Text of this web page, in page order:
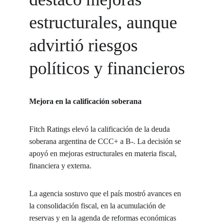
estructurales, aunque
advirtió riesgos
políticos y financieros
Mejora en la calificación soberana
Fitch Ratings elevó la calificación de la deuda
soberana argentina de CCC+ a B-. La decisión se
apoyó en mejoras estructurales en materia fiscal,
financiera y externa.
La agencia sostuvo que el país mostró avances en
la consolidación fiscal, en la acumulación de
reservas y en la agenda de reformas económicas